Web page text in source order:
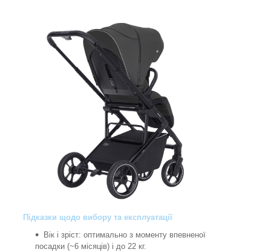
Підказки щодо вибору та експлуатації
Вік і зріст: оптимально з моменту впевненої
посадки (~6 місяців) і до 22 кг.